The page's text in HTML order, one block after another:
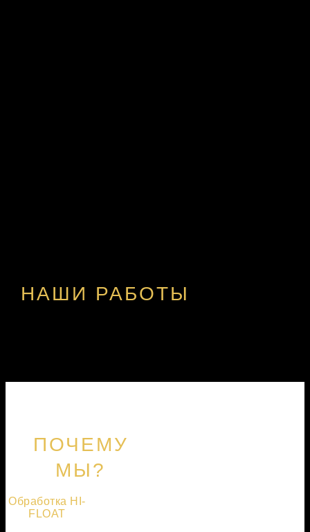
ПОЧЕМУ
МЫ?
Обработка HI-
FLOAT
НАШИ РАБОТЫ